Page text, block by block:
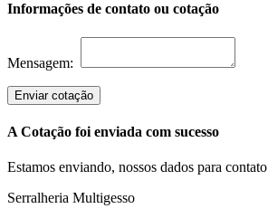
Informações de contato ou cotação
Mensagem:
Enviar cotação
A Cotação foi enviada com sucesso
Estamos enviando, nossos dados para contato
Serralheria Multigesso